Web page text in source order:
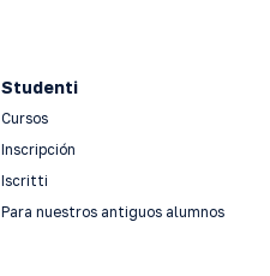
Studenti
Cursos
Inscripción
Iscritti
Para nuestros antiguos alumnos